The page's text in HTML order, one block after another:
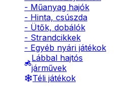
- Műanyag hajók
- Hinta, csúszda
- Ütők, dobálók
- Strandcikkek
- Egyéb nyári játékok
Lábbal hajtós
járművek
Téli játékok